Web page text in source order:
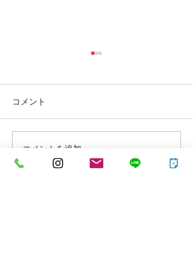
【１２月お休みについ
て】
コメント
コメントを追加…